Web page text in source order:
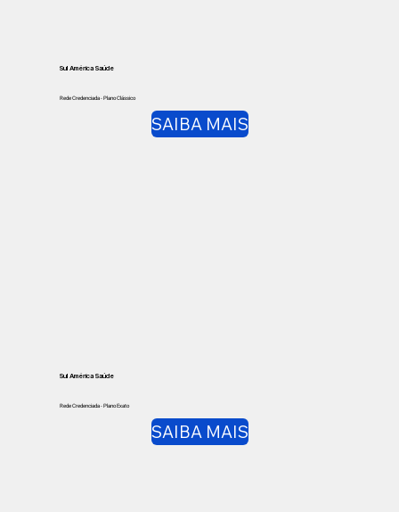
Sul América Saúde
Rede Credenciada - Plano Clássico
SAIBA MAIS
Sul América Saúde
Rede Credenciada - Plano Exato
SAIBA MAIS